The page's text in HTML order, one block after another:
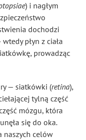
) i nagłym
dochodzi
płyn z ciała
prowadząc
— siatkówki (retina),
tylną część
mózgu, która
się do oka.
naszych celów